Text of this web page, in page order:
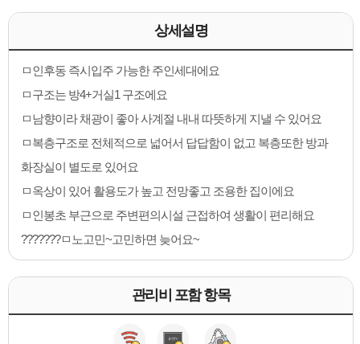
상세설명
ㅁ인후동 즉시입주 가능한 주인세대에요
ㅁ구조는 방4+거실1 구조에요
ㅁ남향이라 채광이 좋아 사계절 내내 따뜻하게 지낼 수 있어요
ㅁ복층구조로 전체적으로 넓어서 답답함이 없고 복층또한 방과
화장실이 별도로 있어요
ㅁ옥상이 있어 활용도가 높고 전망좋고 조용한 집이에요
ㅁ인봉초 부근으로 주변편의시설 근접하여 생활이 편리해요
???????ㅁ노고민~고민하면 늦어요~
관리비 포함 항목